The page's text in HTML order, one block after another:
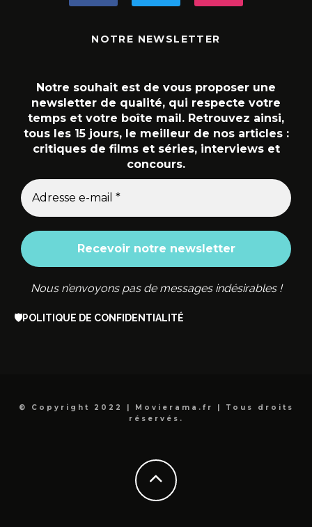
NOTRE NEWSLETTER
Notre souhait est de vous proposer une
newsletter de qualité, qui respecte votre
temps et votre boîte mail. Retrouvez ainsi,
tous les 15 jours, le meilleur de nos articles :
critiques de films et séries, interviews et
concours.
Nous n’envoyons pas de messages indésirables !
🛡️POLITIQUE DE CONFIDENTIALITÉ
© Copyright 2022 | Movierama.fr | Tous droits
réservés.